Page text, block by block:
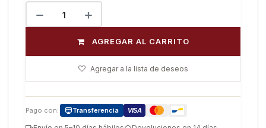
AGREGAR AL CARRITO
Agregar a la lista de deseos
Pago con: Transferencia VISA